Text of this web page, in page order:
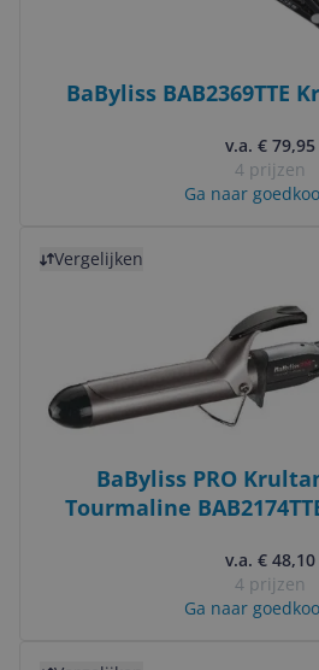
BaByliss BAB2369TTE
v.a. € 79,95
4 prijzen
Ga naar
Vergelijken
BaByliss PRO
Tourmaline
v.a. € 48,10
4 prijzen
Ga naar